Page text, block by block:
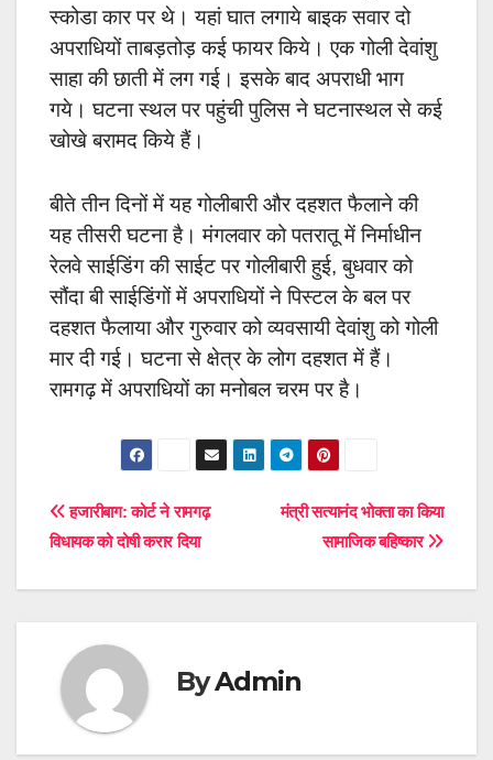
स्कोडा कार पर थे। यहां घात लगाये बाइक सवार दो
अपराधियों ताबड़तोड़ कई फायर किये। एक गोली देवांशु
साहा की छाती में लग गई। इसके बाद अपराधी भाग
गये। घटना स्थल पर पहुंची पुलिस ने घटनास्थल से कई
खोखे बरामद किये हैं।
बीते तीन दिनों में यह गोलीबारी और दहशत फैलाने की
यह तीसरी घटना है। मंगलवार को पतरातू में निर्माधीन
रेलवे साईडिंग की साईट पर गोलीबारी हुई, बुधवार को
सौंदा बी साईडिंगों में अपराधियों ने पिस्टल के बल पर
दहशत फैलाया और गुरुवार को व्यवसायी देवांशु को गोली
मार दी गई। घटना से क्षेत्र के लोग दहशत में हैं।
रामगढ़ में अपराधियों का मनोबल चरम पर है।
Post
navigation
मंत्री सत्यानंद भोक्ता का किया
सामाजिक बहिष्कार
हजारीबाग: कोर्ट ने रामगढ़
विधायक को दोषी करार दिया
ByAdmin